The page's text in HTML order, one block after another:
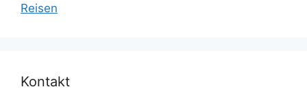
Reisen
Kontakt